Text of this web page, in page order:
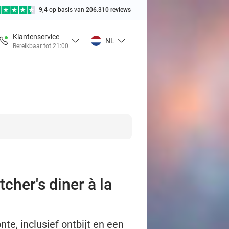
9,4 op basis van 206.310 reviews
Klantenservice
Bereikbaar tot 21:00
NL
diner à la
inclusief ontbijt en een